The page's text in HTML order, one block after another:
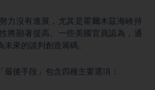
力沒有進展，尤其是霍爾木茲海峽持
將顯著提高。一些美國官員認為，通
來的談判創造籌碼。
後手段」包含四種主要選項：